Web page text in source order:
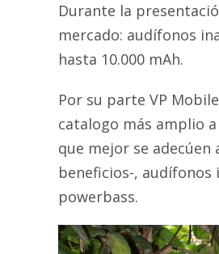
Durante la
mercado: audífonos
hasta 10.000 mAh.
Por su parte VP
catalogo más amplio
que mejor se adecúen
beneficios-, audífonos
powerbass.